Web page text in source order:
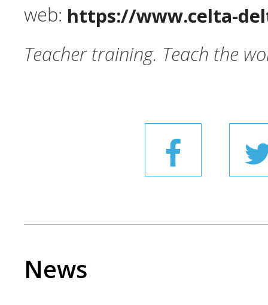
web: https://www.celta-
Teacher training. Teach the
News